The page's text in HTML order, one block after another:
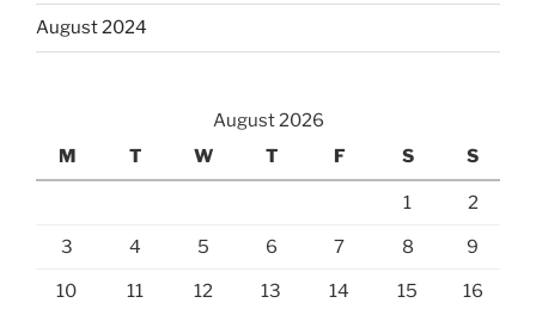
August 2024
August 2026
M
T W T F S S
1 2
3 4 5 6 7 8 9
10 11 12 13 14 15 16